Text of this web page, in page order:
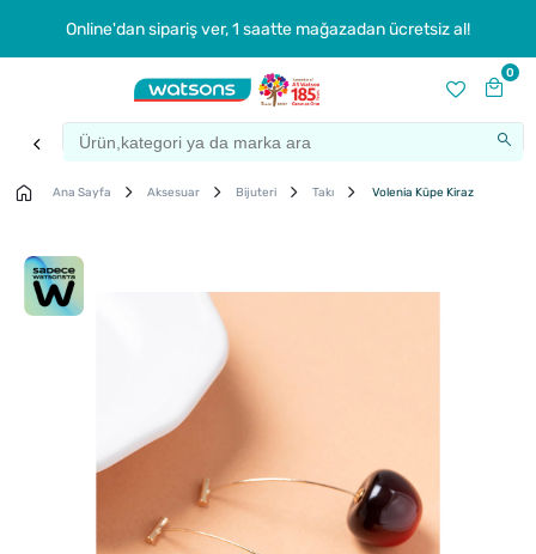
Online'dan sipariş ver, 1 saatte mağazadan ücretsiz al!
0
Ana Sayfa Aksesuar Bijuteri Takı Volenia Küpe Kiraz